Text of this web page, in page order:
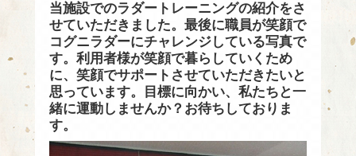
当施設でのラダートレーニングの紹介をさ
せていただきました。最後に職員が笑顔で
コグニラダーにチャレンジしている写真で
す。利用者様が笑顔で暮らしていくため
に、笑顔でサポートさせていただきたいと
思っています。目標に向かい、私たちと一
緒に運動しませんか？お待ちしておりま
す。